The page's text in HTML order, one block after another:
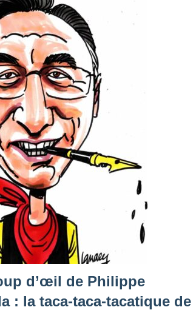
d’œil de Philippe
: la taca-taca-tacatique de